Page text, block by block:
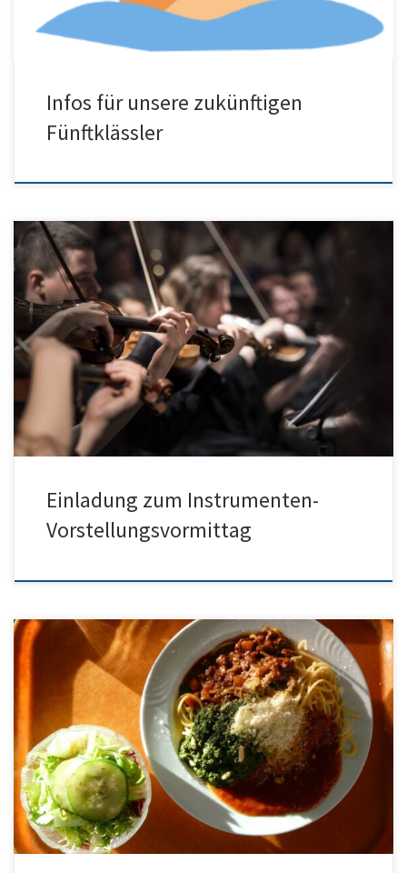
Infos für unsere zukünftigen
Fünftklässler
Liebe Kinder, liebe Eltern, wir freuen uns, euch und eure Eltern
herzlich zu einem Instrumenten-Vorstellungsvormittag einzuladen.
An diesem besonderen Vormittag möchten wir euch die
Möglichkeit geben, verschiedene Streich- und Blasinstrumente
kennenzulernen und auszuprobieren. Details der Veranstaltung:
· Datum: 13. Juni 2026 · Uhrzeit: 9 bis 11 Uhr · Ort: HGU, […]
Einladung zum Instrumenten-
Vorstellungsvormittag
Liebe Eltern, um über das Essensanmeldungsverfahren zum
Schuljahresbeginn zu informieren, möchten wir Ihnen nachfolgend
einige wichtige Informationen mitteilen. Die festgelegte,
einheitliche Essensteilnahme-Regelung wird wie folgt
beibehalten: Diese Regelung gilt für alle Schüler*innen der
Klassenstufen 1 – 4 sowie der weiterführenden Schulen im
„Monatspauschal-System“. Schüler*innen, welche sich über das
digitale Bestell- […]